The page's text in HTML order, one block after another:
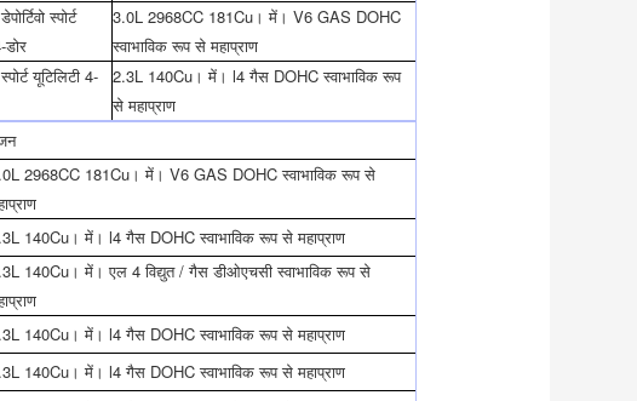
स्पोर्ट
डोर
3.0L 2968CC 181Cu। में। V6 GAS DOHC
स्वाभाविक रूप से महाप्राण
यूटिलिटी 4-
2.3L 140Cu। में। l4 गैस DOHC स्वाभाविक रूप
से महाप्राण
2968CC 181Cu। में। V6 GAS DOHC स्वाभाविक रूप से
140Cu। में। l4 गैस DOHC स्वाभाविक रूप से महाप्राण
140Cu। में। एल 4 विद्युत / गैस डीओएचसी स्वाभाविक रूप से
140Cu। में। l4 गैस DOHC स्वाभाविक रूप से महाप्राण
140Cu। में। l4 गैस DOHC स्वाभाविक रूप से महाप्राण